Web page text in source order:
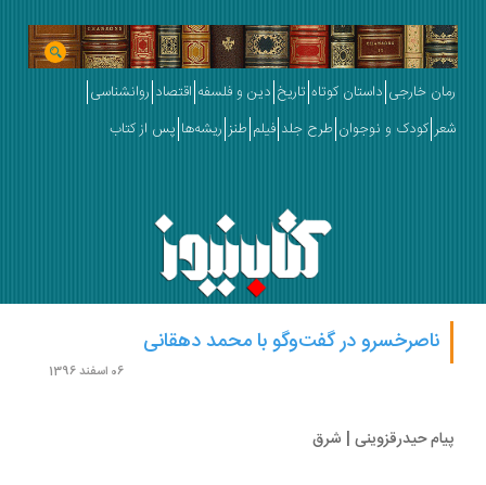
خارجی داستان کوتاه تاریخ دین و فلسفه اقتصاد روانشناسی
کودک و نوجوان طرح جلد فیلم طنز ریشه‌ها پس از کتاب
ناصرخسرو در گفت‌وگو با محمد دهقانی
حیدرقزوینی | شرق